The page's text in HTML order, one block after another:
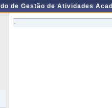
de Gestão de Atividades
-